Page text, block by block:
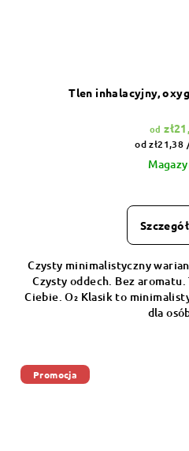
Tlen inhalacyjny,
od
Cena
jednostkowa:
od zł21,38
Czysty minimalistyczny
Czysty oddech. Bez
Ciebie. O₂ Klasik to
dla
Promocja